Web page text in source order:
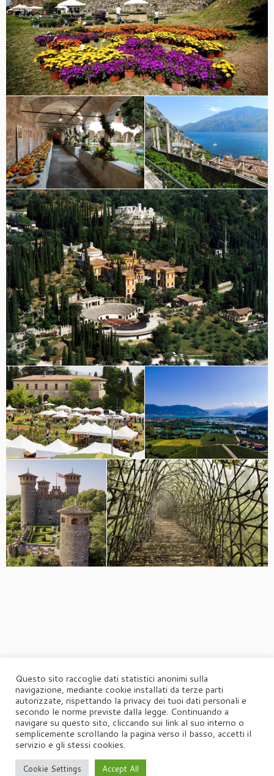
Questo sito raccoglie dati statistici anonimi sulla
navigazione, mediante cookie installati da terze parti
autorizzate, rispettando la privacy dei tuoi dati personali e
secondo le norme previste dalla legge. Continuando a
navigare su questo sito, cliccando sui link al suo interno o
semplicemente scrollando la pagina verso il basso, accetti il
servizio e gli stessi cookies.
Cookie Settings Accept All